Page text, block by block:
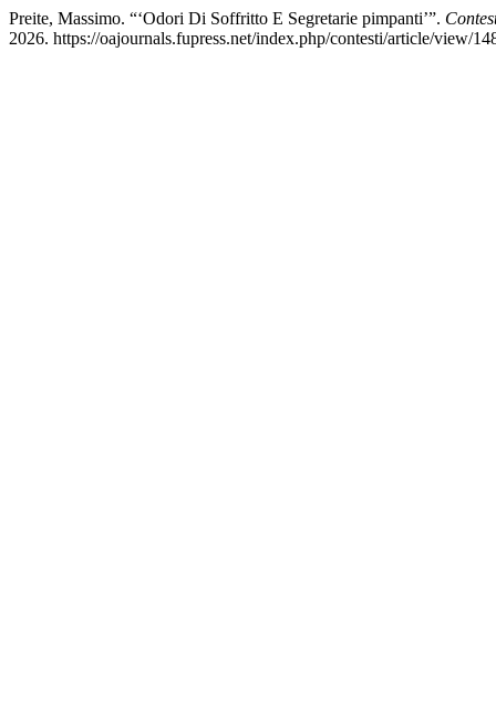
Preite, Massimo. “‘Odori Di Soffritto E Segretarie pimpanti’”.
2026. https://oajournals.fupress.net/index.php/contesti/article/view/